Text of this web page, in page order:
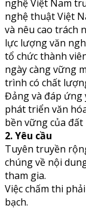
nghệ Việt Nam
nghệ thuật Việt
và nêu cao trách
lực lượng văn
tổ chức thành
ngày càng vững
trình có chất
Đảng và đáp ứng
phát triển văn
bền vững của đất
2. Yêu cầu
Tuyên truyền
chúng về nội
tham gia.
Việc chấm thi
bạch.